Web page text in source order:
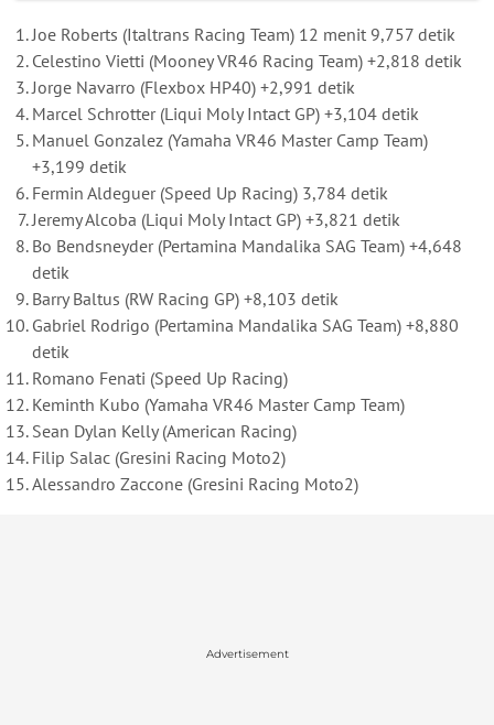
Joe Roberts (Italtrans Racing Team) 12 menit 9,757 detik
Celestino Vietti (Mooney VR46 Racing Team) +2,818 detik
Jorge Navarro (Flexbox HP40) +2,991 detik
Marcel Schrotter (Liqui Moly Intact GP) +3,104 detik
Manuel Gonzalez (Yamaha VR46 Master Camp Team)
+3,199 detik
Fermin Aldeguer (Speed Up Racing) 3,784 detik
Jeremy Alcoba (Liqui Moly Intact GP) +3,821 detik
Bo Bendsneyder (Pertamina Mandalika SAG Team) +4,648
detik
Barry Baltus (RW Racing GP) +8,103 detik
Gabriel Rodrigo (Pertamina Mandalika SAG Team) +8,880
detik
Romano Fenati (Speed Up Racing)
Keminth Kubo (Yamaha VR46 Master Camp Team)
Sean Dylan Kelly (American Racing)
Filip Salac (Gresini Racing Moto2)
Alessandro Zaccone (Gresini Racing Moto2)
Advertisement